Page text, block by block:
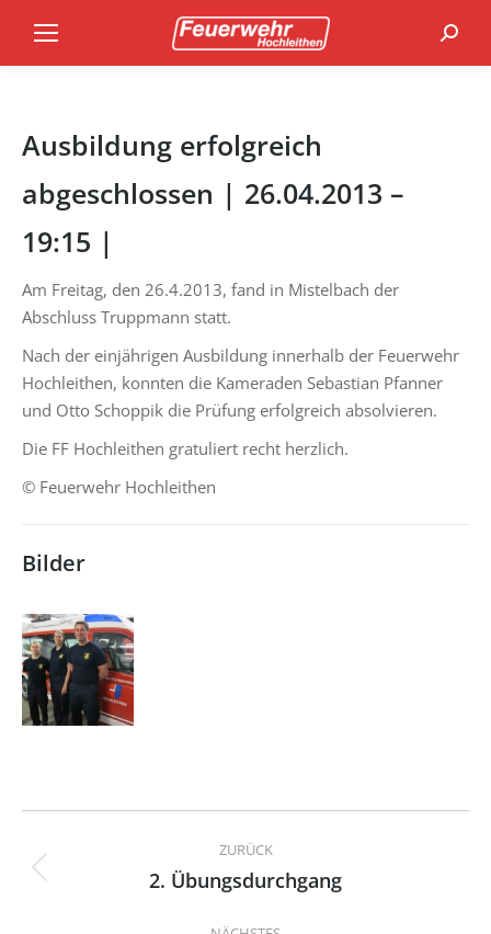
Ausbildung erfolgreich
abgeschlossen | 26.04.2013 –
19:15 |
Am Freitag, den 26.4.2013, fand in Mistelbach der
Abschluss Truppmann statt.
Nach der einjährigen Ausbildung innerhalb der Feuerwehr
Hochleithen, konnten die Kameraden Sebastian Pfanner
und Otto Schoppik die Prüfung erfolgreich absolvieren.
Die FF Hochleithen gratuliert recht herzlich.
© Feuerwehr Hochleithen
Bilder
Kommentarnavigation
ZURÜCK
Vorheriger
2. Übungsdurchgang